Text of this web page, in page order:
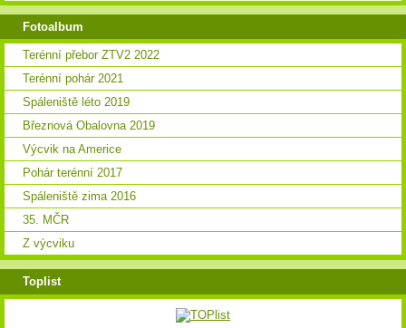
Fotoalbum
Terénní přebor ZTV2 2022
Terénní pohár 2021
Spáleniště léto 2019
Březnová Obalovna 2019
Výcvik na Americe
Pohár terénní 2017
Spáleniště zima 2016
35. MČR
Z výcviku
Toplist